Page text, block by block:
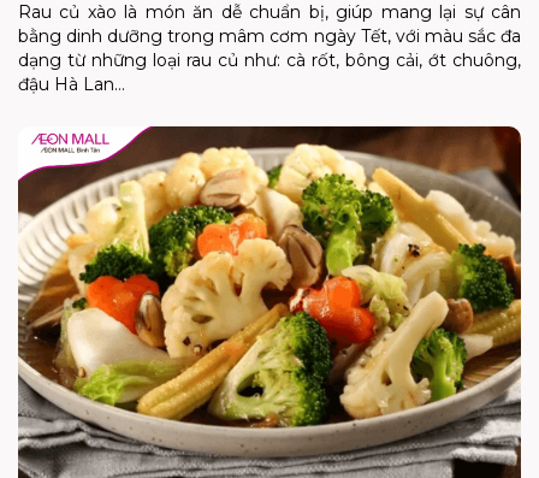
Rau củ xào là món ăn dễ chuẩn bị, giúp mang lại sự cân
bằng dinh dưỡng trong mâm cơm ngày Tết, với màu sắc đa
dạng từ những loại rau củ như: cà rốt, bông cải, ớt chuông,
đậu Hà Lan…